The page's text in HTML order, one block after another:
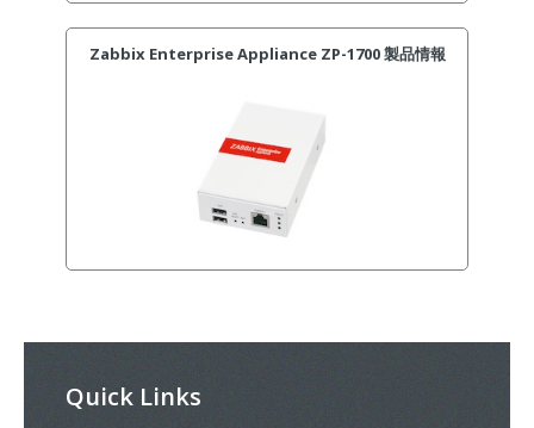
Zabbix Enterprise Appliance ZP-1700 製品情報
Quick Links